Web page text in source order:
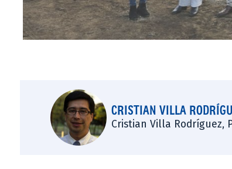
CRISTIAN VILLA
Cristian Villa Rodríguez,